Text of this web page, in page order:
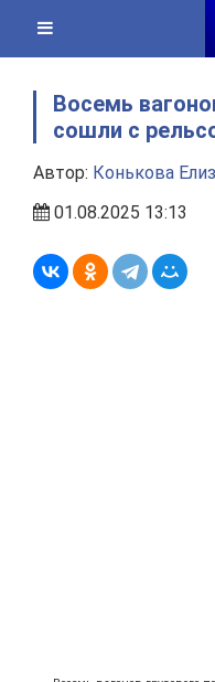
content
Восемь
сошли с
Автор: Конькова
01.08.2025 13:13